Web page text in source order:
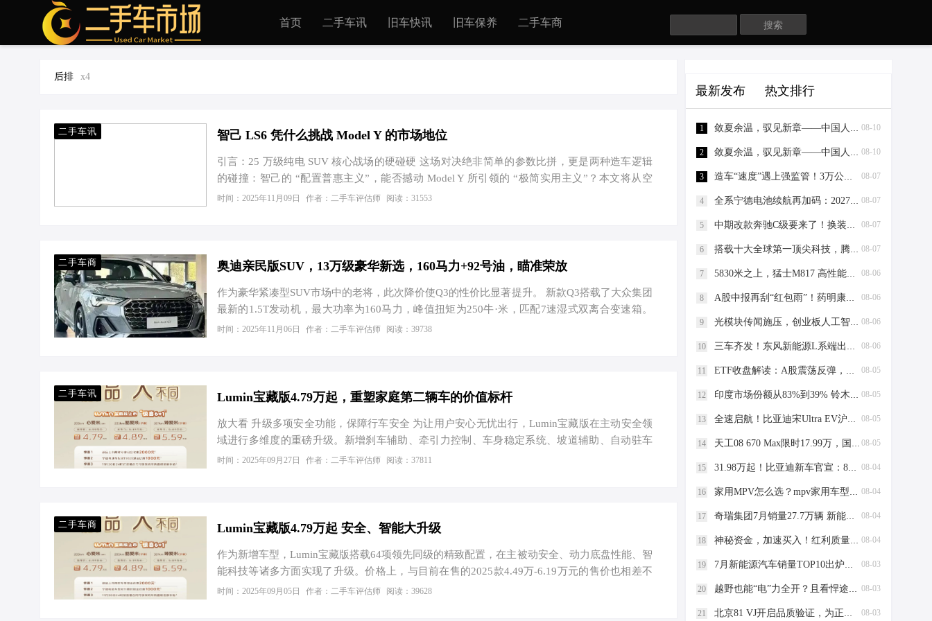
首页 二手车讯 旧车快讯 旧车保养 二手车商
后排 x4
二手车讯 智己 LS6 凭什么挑战 Model Y 的市场地位
引言：25 万级纯电 SUV 核心战场的硬碰硬 这场对决绝非简单的参数比拼，更是两种造车逻辑
的碰撞：智己的 “配置普惠主义”，能否撼动 Model Y 所引领的 “极简实用主义”？本文将从空
间、续航、驾驶辅助等核心维度展开实测级对比，为消费者提供清晰的选购答案。 空间与舒适
部空间仍能剩余…
时间：2025年11月09日 作者：二手车评估师 阅读：31553
二手车商 奥迪亲民版SUV，13万级豪华新选，160马力+92号油，瞄准荣放
作为豪华紧凑型SUV市场中的老将，此次降价使Q3的性价比显著提升。 新款Q3搭载了大众集团
最新的1.5T发动机，最大功率为160马力，峰值扭矩为250牛·米，匹配7速湿式双离合变速箱。
这套动力总成的最大亮点在于能够使用92号汽油，从而降低了后期用车成本，相比其他豪华品
驾驶者信心十足。在油耗方面，实测百公里油耗…
时间：2025年11月06日 作者：二手车评估师 阅读：39738
二手车讯 Lumin宝藏版4.79万起，重塑家庭第二辆车的价值标杆
放大看 升级多项安全功能，保障行车安全 为让用户安心无忧出行，Lumin宝藏版在主动安全领
域进行多维度的重磅升级。新增刹车辅助、牵引力控制、车身稳定系统、坡道辅助、自动驻车
等功能，全面提升行车安全。不止于此，动力底盘性能实现全面优化，操稳性与舒适性显著提
可靠与稳定。配备专属电池防撞横梁，有效抵御碰撞冲击；采用一体式成型轻量化箱体，结构
时间：2025年09月27日 作者：二手车评估师 阅读：37811
二手车商 Lumin宝藏版4.79万起 安全、智能大升级
作为新增车型，Lumin宝藏版搭载64项领先同级的精致配置，在主被动安全、动力底盘性能、智
能科技等诸多方面实现了升级。价格上，与目前在售的2025款4.49万-6.19万元的售价也相差不
大。 升级多项安全功能，保障行车安全 安全配置方面的升级，是Lumin宝藏版这次改动最重要
时间：2025年09月05日 作者：二手车评估师 阅读：39628
最新发布 热文排行
08-10
1 敛夏余温，驭见新章——中国人保携手亳州中源汽车购车嘉年华
08-10
2 敛夏余温，驭见新章——中国人保携手亳州市远景广源汽车购车嘉年华
08-07
3 造车“速度”遇上强监管！3万公里红线正式落地
08-07
4 全系宁德电池续航再加码：2027款埃安RT上市，9.98万元起
08-07
5 中期改款奔驰C级要来了！换装六边形中网，还能继续大卖？
08-07
6 搭载十大全球第一顶尖科技，腾势Z9S正式开启预售
08-06
7 5830米之上，猛士M817 高性能版与华为乾崑智驾ADS 5证明辅助驾驶没有“禁区”
08-06
8 A股中报再刮“红包雨”！药明康德15亿中期分红超市场预期锚定长期价值
08-06
9 光模块传闻施压，创业板人工智能ETF为何比通信ETF更能抗跌？大票权重+AI应用成关键“减震器”！
08-06
10 三车齐发！东风新能源L系端出满配全“家”福
08-05
11 ETF收盘解读：A股震荡反弹，科技领涨修复
08-05
12 印度市场份额从83%到39% 铃木“失去”的市场正在被5家分食
08-05
13 全速启航！比亚迪宋Ultra EV沪上开启万人交付热潮
08-05
14 天工08 670 Max限时17.99万，国家队下场，这台红旗很能打
08-04
15 31.98万起！比亚迪新车官宣：8月3日开启预售
08-04
16 家用MPV怎么选？mpv家用车型推荐看这4点
08-04
17 奇瑞集团7月销量27.7万辆 新能源近13万辆再创新高
08-04
18 神秘资金，加速买入！红利质量ETF招商(159209)强势5连涨！巨人网络、生益科技、海康威视涨超5%
08-03
19 7月新能源汽车销量TOP10出炉！比亚迪41.9万辆稳居榜首
08-03
20 越野也能“电”力全开？且看悍途PHEV的混动秘籍
08-03
21 北京81 VJ开启品质验证，为正式上市做准备